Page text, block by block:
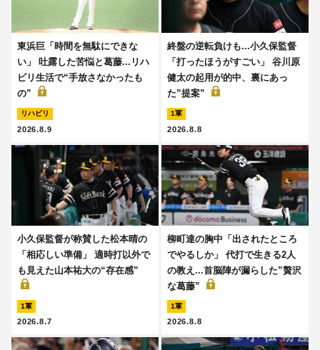
東浜巨「時間を無駄にできな
い」 吐露した苦悩と葛藤...リハ
ビリ生活で“手放さなかったも
の”
リハビリ
2026.8.9
終盤の逆転負けも...小久保監督
「打ったほうがすごい」 谷川原
健太の起用が的中、裏にあっ
た”提案”
1軍
2026.8.8
小久保監督が称賛した松本晴の
「相応しい準備」 適時打以外で
も見えた山本祐大の“存在感”
1軍
2026.8.7
柳町達の胸中「出されたところ
でやるしか」 代打で生きる2人
の教え...首脳陣が漏らした”贅沢
な葛藤”
1軍
2026.8.8